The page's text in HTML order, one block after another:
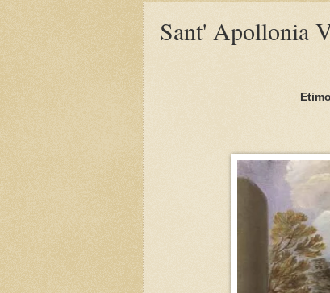
Sant' Apollonia